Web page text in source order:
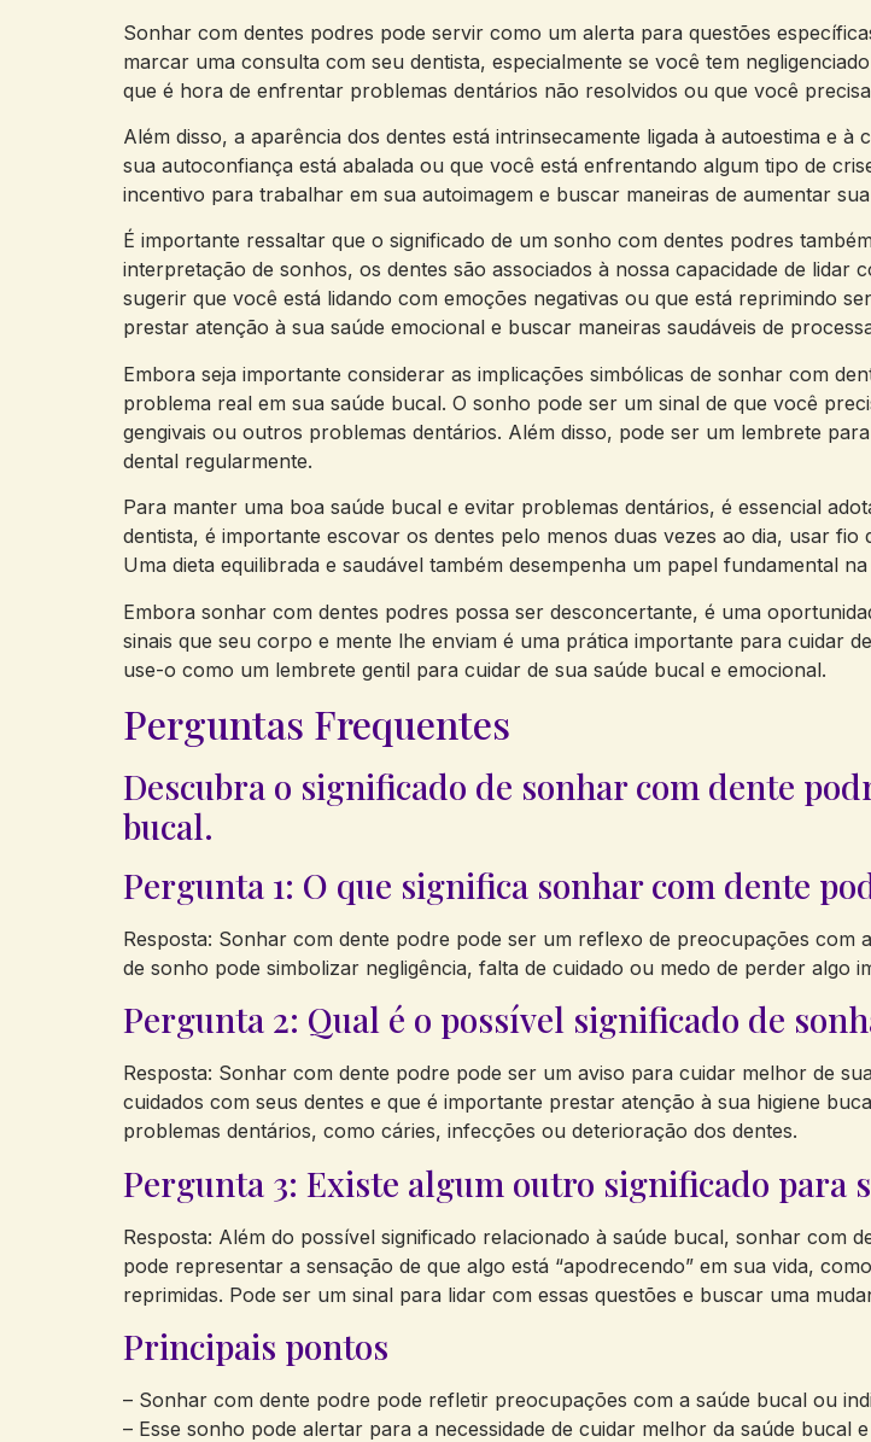
Sonhar com dentes podres pode servir como um alerta para questões
marcar uma consulta com seu dentista, especialmente se você tem
que é hora de enfrentar problemas dentários não resolvidos ou que você
Além disso, a aparência dos dentes está intrinsecamente ligada à autoestima e
sua autoconfiança está abalada ou que você está enfrentando algum tipo de
incentivo para trabalhar em sua autoimagem e buscar maneiras de aumentar
É importante ressaltar que o significado de um sonho com dentes podres
interpretação de sonhos, os dentes são associados à nossa capacidade de
sugerir que você está lidando com emoções negativas ou que está reprimindo
prestar atenção à sua saúde emocional e buscar maneiras saudáveis de
Embora seja importante considerar as implicações simbólicas de sonhar com
problema real em sua saúde bucal. O sonho pode ser um sinal de que você
gengivais ou outros problemas dentários. Além disso, pode ser um lembrete
dental regularmente.
Para manter uma boa saúde bucal e evitar problemas dentários, é essencial
dentista, é importante escovar os dentes pelo menos duas vezes ao dia, usar
Uma dieta equilibrada e saudável também desempenha um papel fundamental
Embora sonhar com dentes podres possa ser desconcertante, é uma
sinais que seu corpo e mente lhe enviam é uma prática importante para cuidar
use-o como um lembrete gentil para cuidar de sua saúde bucal e emocional.
Perguntas Frequentes
Descubra o significado de sonhar com dente
bucal.
Pergunta 1: O que significa sonhar com dente
Resposta: Sonhar com dente podre pode ser um reflexo de preocupações com
de sonho pode simbolizar negligência, falta de cuidado ou medo de perder algo
Pergunta 2: Qual é o possível significado de
Resposta: Sonhar com dente podre pode ser um aviso para cuidar melhor de
cuidados com seus dentes e que é importante prestar atenção à sua higiene
problemas dentários, como cáries, infecções ou deterioração dos dentes.
Pergunta 3: Existe algum outro significado para
Resposta: Além do possível significado relacionado à saúde bucal, sonhar com
pode representar a sensação de que algo está “apodrecendo” em sua vida,
reprimidas. Pode ser um sinal para lidar com essas questões e buscar uma
Principais pontos
– Sonhar com dente podre pode refletir preocupações com a saúde bucal ou
– Esse sonho pode alertar para a necessidade de cuidar melhor da saúde bucal